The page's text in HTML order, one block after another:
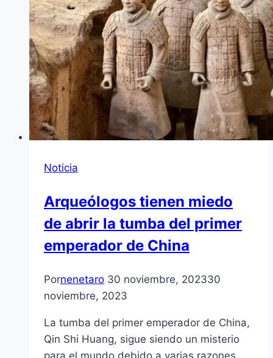
Noticia
Arqueólogos tienen miedo
de abrir la tumba del primer
emperador de China
Pornenetaro 30 noviembre, 202330
noviembre, 2023
La tumba del primer emperador de China,
Qin Shi Huang, sigue siendo un misterio